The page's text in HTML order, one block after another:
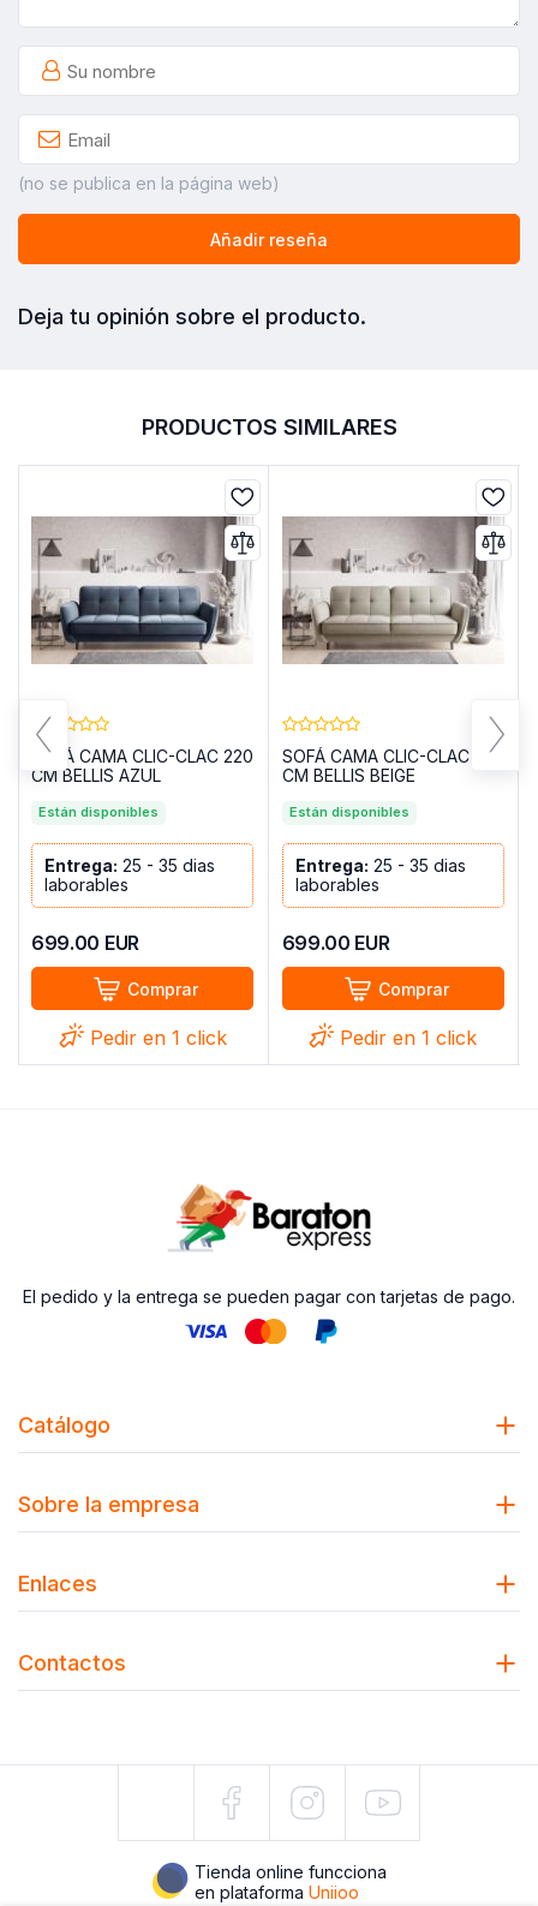
(no se publica en la página web)
Añadir reseña
Deja tu opinión sobre el producto.
PRODUCTOS SIMILARES
SOFÁ CAMA CLIC-CLAC 220
CM BELLIS AZUL
Están disponibles
Entrega: 25 - 35 dias
laborables
699.00 EUR
Comprar
Pedir en 1 click
SOFÁ CAMA CLIC-CLAC 220
CM BELLIS BEIGE
Están disponibles
Entrega: 25 - 35 dias
laborables
699.00 EUR
Comprar
Pedir en 1 click
El pedido y la entrega se pueden pagar con tarjetas de pago.
Catálogo
Sobre la empresa
Enlaces
Contactos
Tienda online funcciona
en plataforma Uniioo